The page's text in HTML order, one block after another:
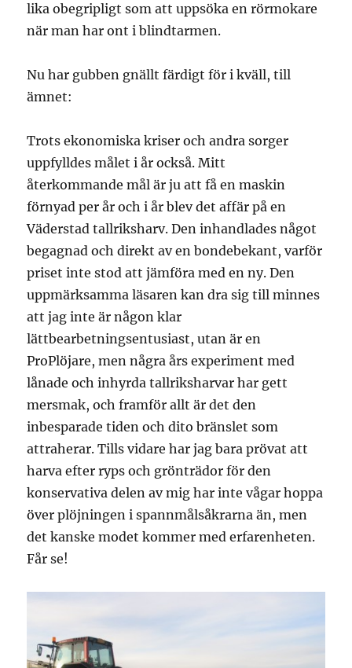
lika obegripligt som att uppsöka en rörmokare
när man har ont i blindtarmen.
Nu har gubben gnällt färdigt för i kväll, till
ämnet:
Trots ekonomiska kriser och andra sorger
uppfylldes målet i år också. Mitt
återkommande mål är ju att få en maskin
förnyad per år och i år blev det affär på en
Väderstad tallriksharv. Den inhandlades något
begagnad och direkt av en bondebekant, varför
priset inte stod att jämföra med en ny. Den
uppmärksamma läsaren kan dra sig till minnes
att jag inte är någon klar
lättbearbetningsentusiast, utan är en
ProPlöjare, men några års experiment med
lånade och inhyrda tallriksharvar har gett
mersmak, och framför allt är det den
inbesparade tiden och dito bränslet som
attraherar. Tills vidare har jag bara prövat att
harva efter ryps och grönträdor för den
konservativa delen av mig har inte vågar hoppa
över plöjningen i spannmålsåkrarna än, men
det kanske modet kommer med erfarenheten.
Får se!